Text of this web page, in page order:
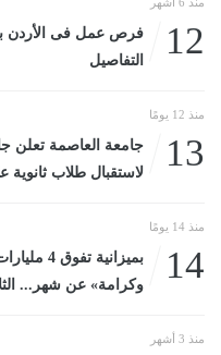
12
التفاصيل
منذ 12 يومًا
13
جامعة العاصمة تعلن
لاستقبال طلاب ثانوية عامة
منذ 14 يومًا
14
وكرامة» عن شهر... الثلاثاء، 14 يوليو
منذ 3 أشهر